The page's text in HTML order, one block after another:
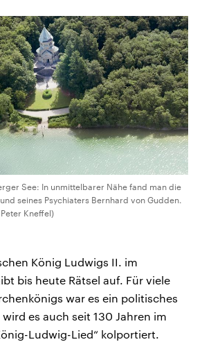
See: In unmittelbarer Nähe fand man die
seines Psychiaters Bernhard von Gudden.
Kneffel)
König Ludwigs II. im
bis heute Rätsel auf. Für viele
war es ein politisches
es auch seit 130 Jahren im
Ludwig-Lied“ kolportiert.